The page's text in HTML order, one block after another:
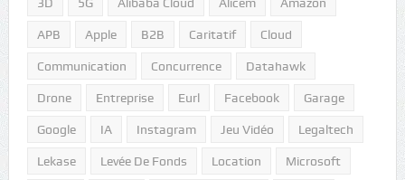
APB Apple B2B Caritatif Cloud
Communication Concurrence Datahawk
Drone Entreprise Eurl Facebook Garage
Google IA Instagram Jeu Vidéo Legaltech
Lekase Levée De Fonds Location Microsoft